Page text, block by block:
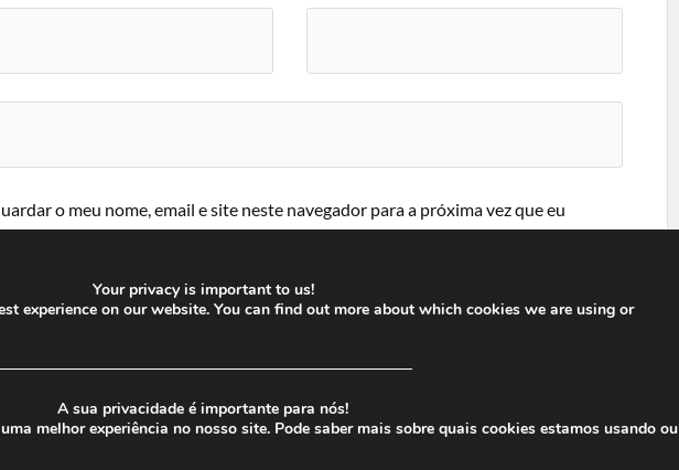
o meu nome, email e site neste navegador para a próxima vez que eu
Your privacy is important to us!
experience on our website. You can find out more about which cookies we are using or
A sua privacidade é importante para nós!
melhor experiência no nosso site. Pode saber mais sobre quais cookies estamos usando ou